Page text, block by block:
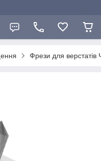
Фрези для верстатів